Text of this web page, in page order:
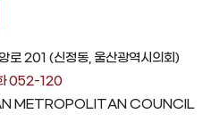
201 (신정동, 울산광역시의회)
052-120
METROPOLITAN COUNCIL